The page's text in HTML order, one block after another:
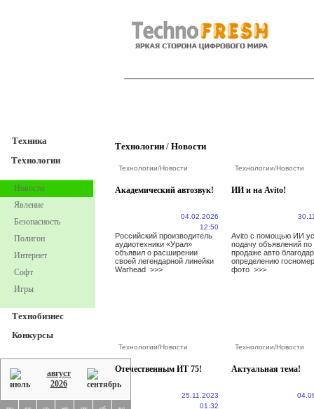
Техника
Технологии
Новости
Явление
Безопасность
Полигон
Интернет
Софт
Игры
Технобизнес
Конкурсы
август
2026
Технологии / Новости
Технологии/Новости
Академический автозвук!
04.02.2026
12:50
Российский производитель
аудиотехники «Урал»
объявил о расширении
своей легендарной линейки
Warhead >>>
Технологии/Новости
ИИ и на Avito!
Avito с помощью ИИ
подачу объявлений по
продаже авто
определению
фото >>>
Технологии/Новости
Отечественным ИТ 75!
25.11.2023
01:32
Технологии/Новости
Актуальная тема!